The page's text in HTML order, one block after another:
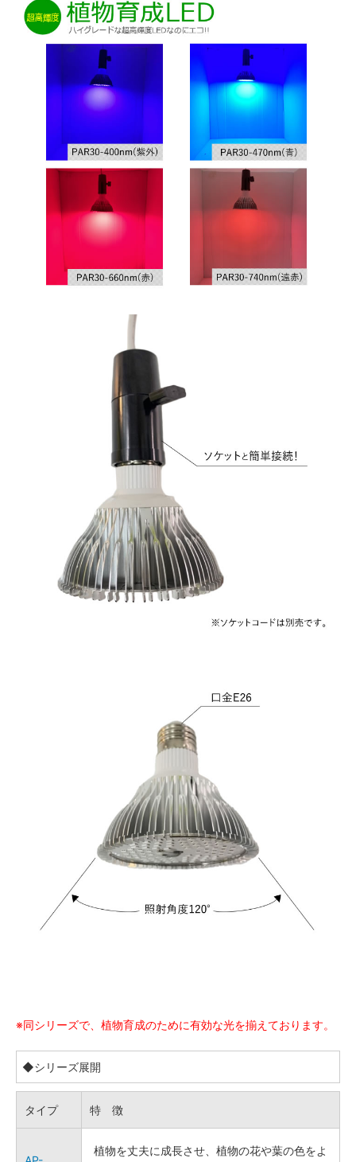
※同シリーズで、植物育成のために有効な光を揃えております。
◆シリーズ展開
タイプ 特 徴
植物を丈夫に成長させ、植物の花や葉の色をよ